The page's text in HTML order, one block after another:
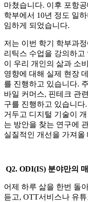
마쳤습니다. 이후 포항
학부에서 10년 정도 일
임하게 되었습니다.
저는 이번 학기 학부과
리틱스 수업을 강의하고
이 우리 개인의 삶과 소
영향에 대해 실제 현장
를 진행하고 있습니다.
바일 커머스, 핀테크 관
구를 진행하고 있습니
거두고 디지털 기술이
는 방안을 찾는 연구에
실질적인 개선을 가져올
Q2. ODI(IS) 분야만의
어제 하루 삶을 한번 돌
듣고, OTT서비스나 유